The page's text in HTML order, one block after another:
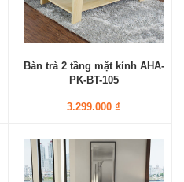
Bàn trà 2 tầng mặt kính AHA-
PK-BT-105
3.299.000 ₫